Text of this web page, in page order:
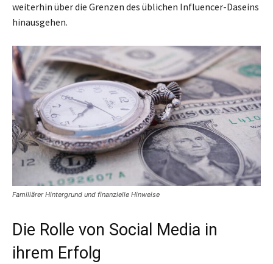
weiterhin über die Grenzen des üblichen Influencer-Daseins
hinausgehen.
Familiärer Hintergrund und finanzielle Hinweise
Die Rolle von Social Media in
ihrem Erfolg